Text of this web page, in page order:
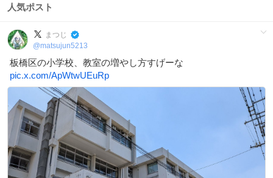
人気ポスト
まつじ
@matsujun5213
板橋区の小学校、教室の増やし方すげーな
pic.x.com/ApWtwUEuRp